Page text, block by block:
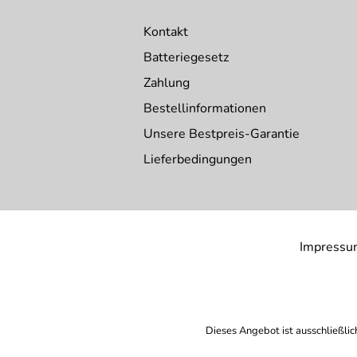
Kontakt
Batteriegesetz
Zahlung
Bestellinformationen
Unsere Bestpreis-Garantie
Lieferbedingungen
Dieses Angebot ist